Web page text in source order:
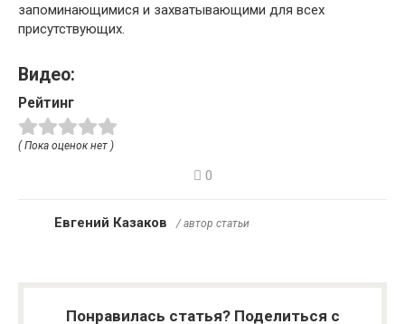
запоминающимися и захватывающими для всех
присутствующих.
Видео:
Рейтинг
( Пока оценок нет )
0
Евгений Казаков / автор статьи
Понравилась статья? Поделиться с